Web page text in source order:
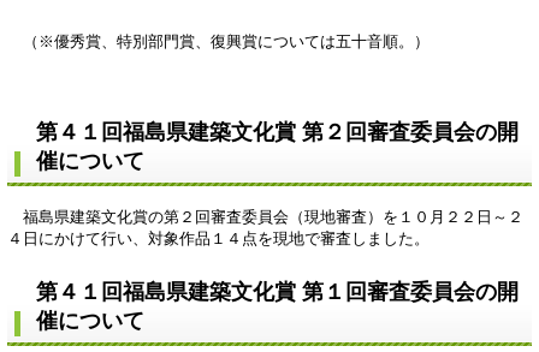
（※優秀賞、特別部門賞、復興賞については五十音順。）
第４１回福島県建築文化賞 第２回審査委員会の開
催について
福島県建築文化賞の第２回審査委員会（現地審査）を１０月２２日～２
４日にかけて行い、対象作品１４点を現地で審査しました。
第４１回福島県建築文化賞 第１回審査委員会の開
催について